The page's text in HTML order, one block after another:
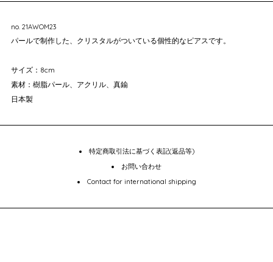
no. 21AWOM23
パールで制作した、クリスタルがついている個性的なピアスです。
サイズ：8cm
素材：樹脂パール、アクリル、真鍮
日本製
特定商取引法に基づく表記(返品等)
お問い合わせ
Contact for international shipping